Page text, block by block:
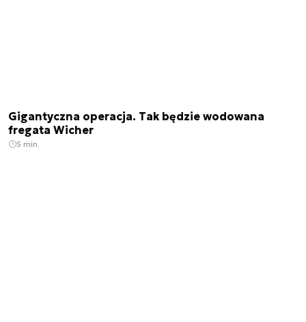
Gigantyczna operacja. Tak będzie wodowana
fregata Wicher
5 min.